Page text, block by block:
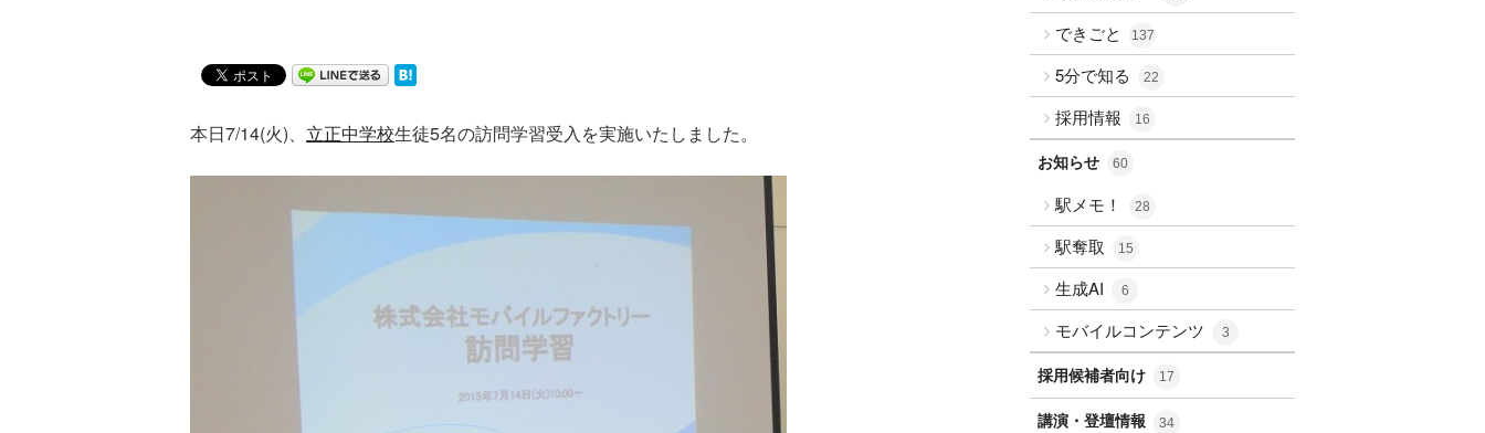
本日7/14(火)、 立正中学校生徒5名の訪問学習受入を実施いたしました。
できごと 137
5分で知る 22
採用情報 16
お知らせ 60
駅メモ！ 28
駅奪取 15
生成AI 6
モバイルコンテンツ 3
採用候補者向け 17
講演・登壇情報 34